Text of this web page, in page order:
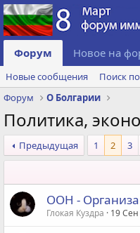
Форум Новое на
Новые сообщения
Поиск
Форум
О Болгарии
Политика,
Предыдущая 1 2 3
ООН -
Глокая Куздра 19